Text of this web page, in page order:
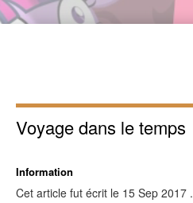
Voyage dans le temps
Information
Cet article fut écrit le 15 Sep 2017 .